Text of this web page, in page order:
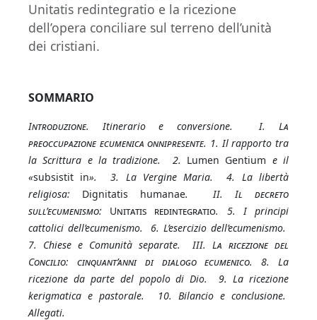
Unitatis redintegratio e la ricezione
dell’opera conciliare sul terreno dell’unità
dei cristiani.
SOMMARIO
Introduzione. Itinerario e conversione. I. La
preoccupazione ecumenica onnipresente. 1. Il rapporto tra
la Scrittura e la tradizione. 2. Lumen Gentium e il
«subsistit in». 3. La Vergine Maria. 4. La libertà
religiosa: Dignitatis humanae. II.Il decreto
sull’ecumenismo: Unitatis redintegratio. 5. I principi
cattolici dell’ecumenismo. 6. L’esercizio dell’ecumenismo.
7. Chiese e Comunità separate. III.La ricezione del
Concilio: cinquant’anni di dialogo ecumenico. 8. La
ricezione da parte del popolo di Dio. 9. La ricezione
kerigmatica e pastorale. 10. Bilancio e conclusione.
Allegati.